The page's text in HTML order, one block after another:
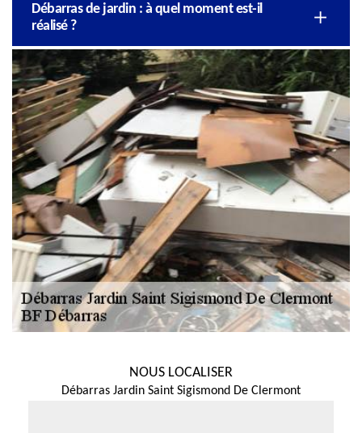
Débarras de jardin : à quel moment est-il
réalisé ?
NOUS LOCALISER
Débarras Jardin Saint Sigismond De Clermont